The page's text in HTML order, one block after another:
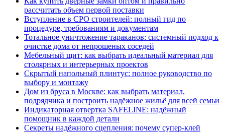
рассчитать объем первой поставки
Вступление в СРО строителей: полный гид по
процедуре, требованиям и документам
Тотальное уничтожение тараканов: системный подход к
очистке дома от непрошеных соседей
Мебельный щит: как выбрать идеальный материал для
столярных и интерьерных проектов
Скрытый напольный плинтус: полное руководство по
выбору и монтажу
Дом из бруса в Москве: как выбрать материал,
подрядчика и построить надёжное жильё для всей семьи
Индикаторная отвертка SAFELINE: надёжный
помощник в каждой детали
Секреты надёжного сцепления: почему супер‑клей